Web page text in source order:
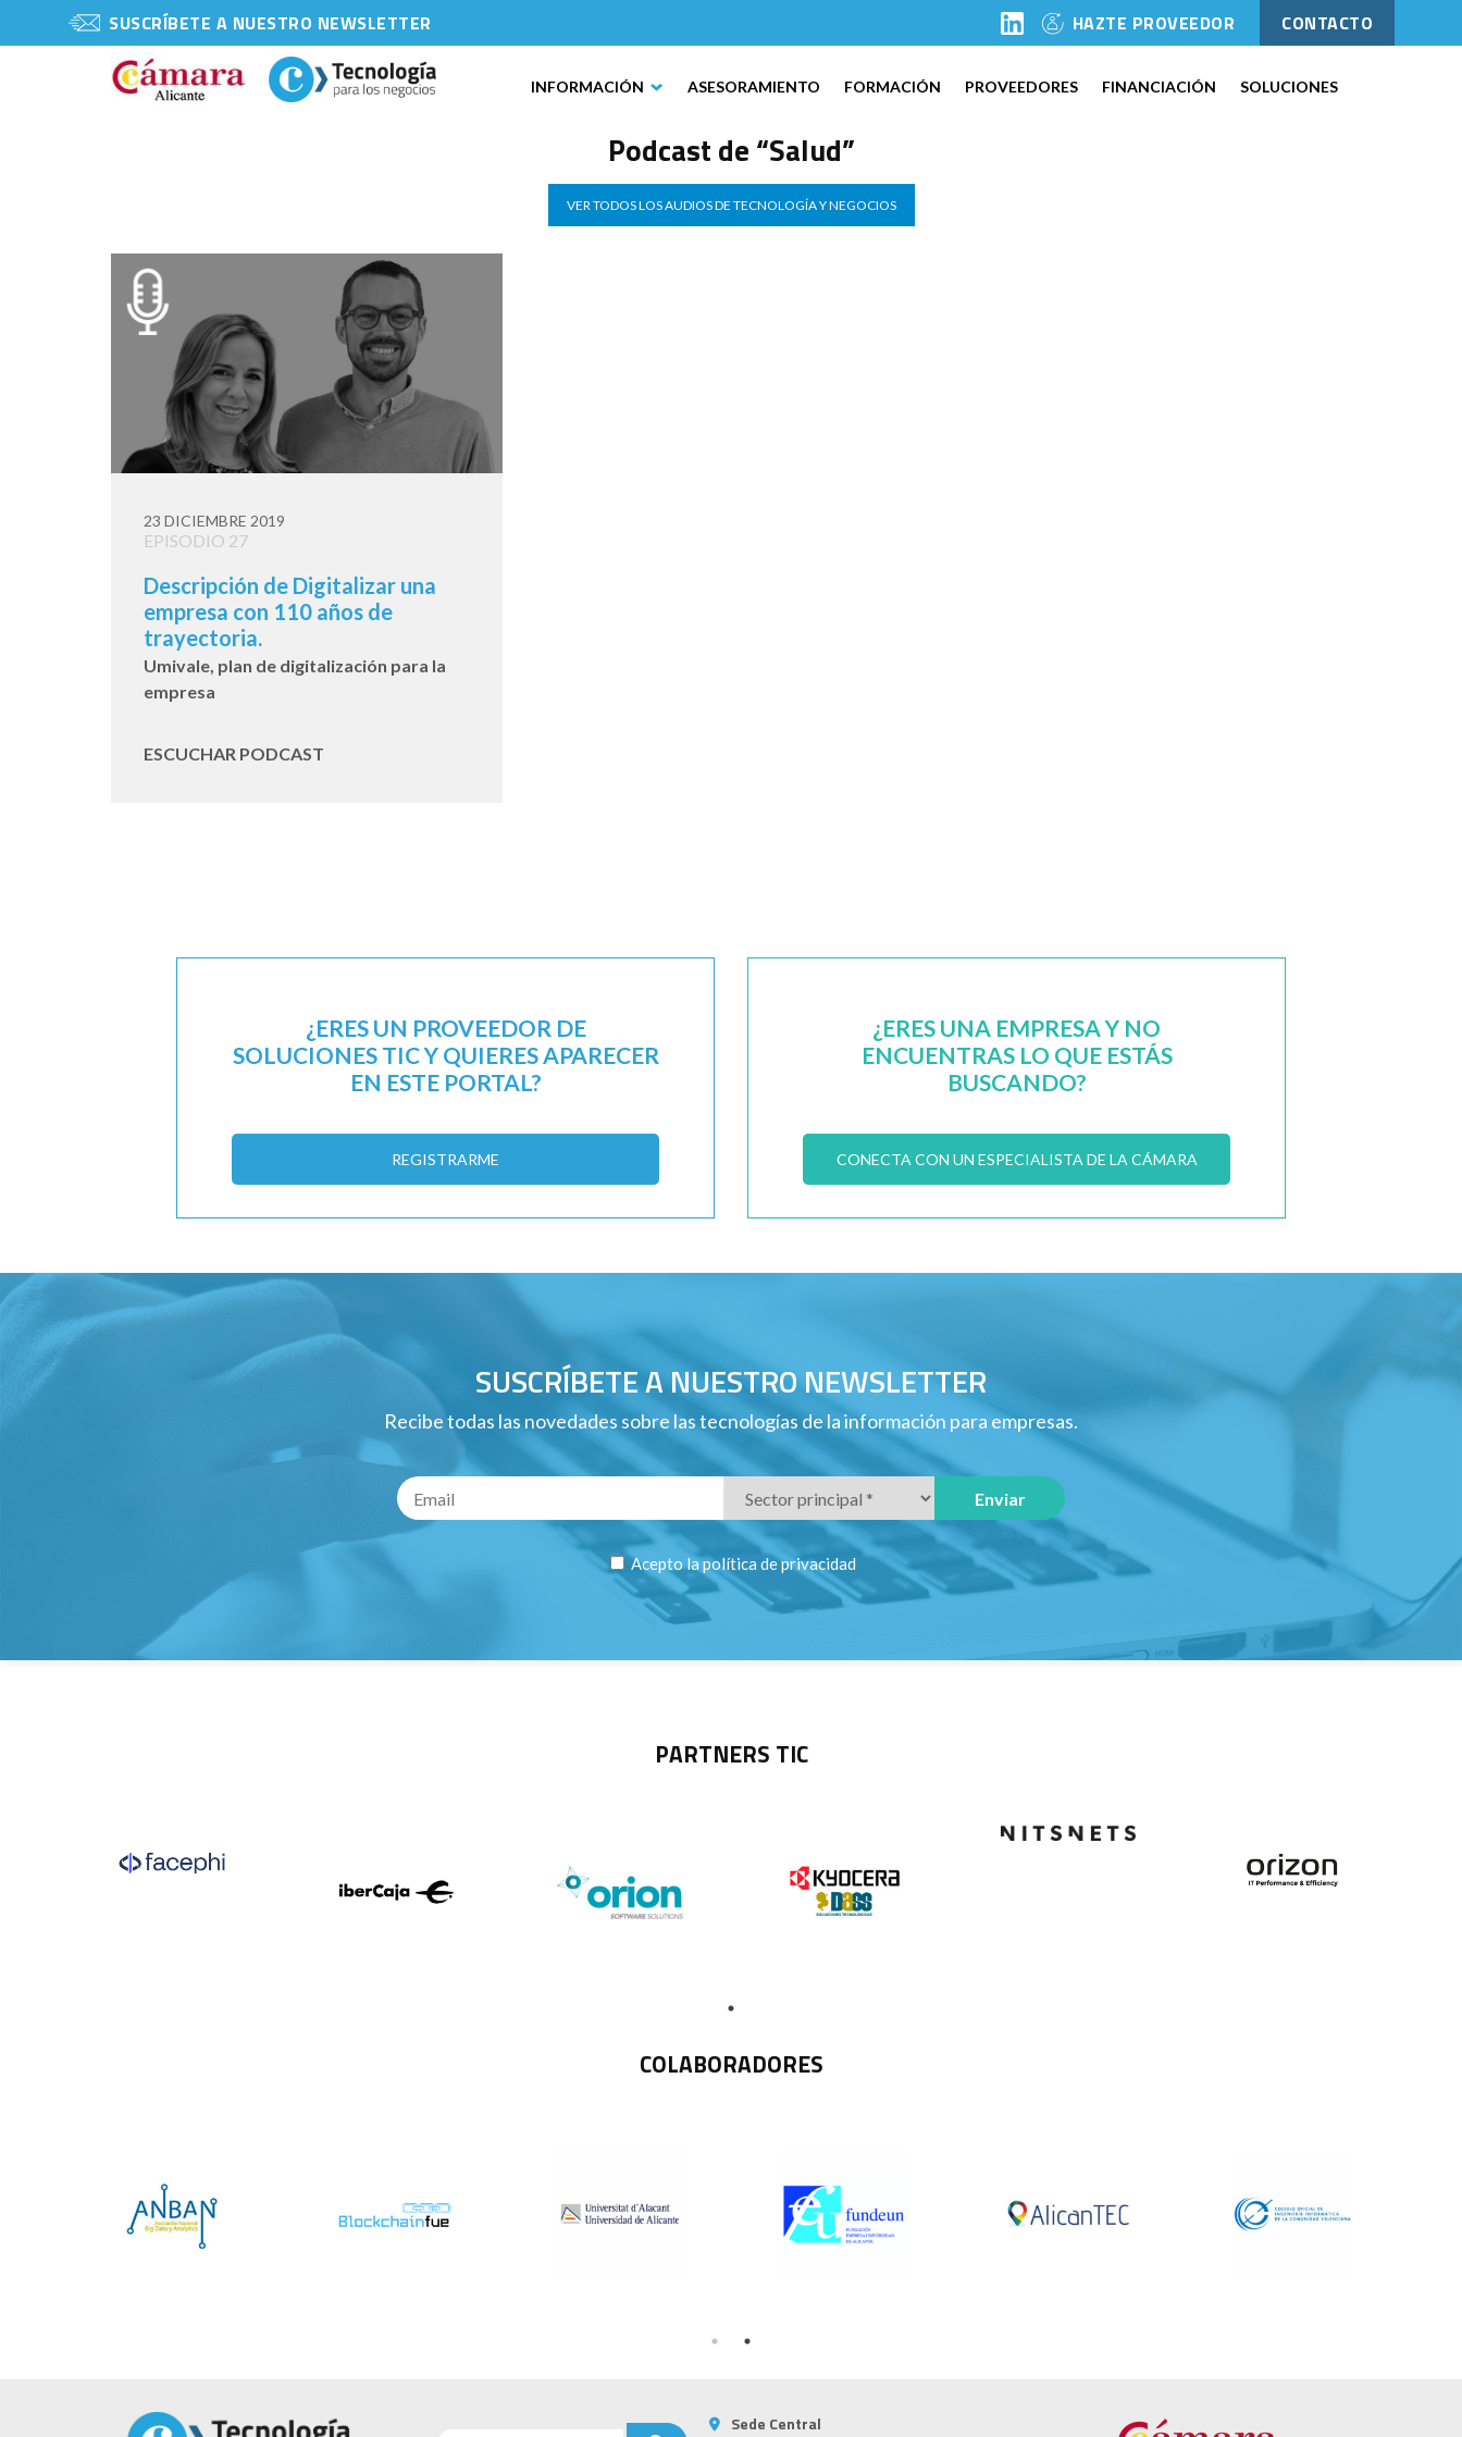
SUSCRÍBETE A NUESTRO NEWSLETTER HAZTE PROVEEDOR CONTACTO
INFORMACIÓN ASESORAMIENTO FORMACIÓN PROVEEDORES FINANCIACIÓN SOLUCIONES
Podcast de “Salud”
VER TODOS LOS AUDIOS DE TECNOLOGÍA Y NEGOCIOS
23 DICIEMBRE 2019
EPISODIO 27
Descripción de Digitalizar una
empresa con 110 años de
trayectoria.
Umivale, plan de digitalización para la
empresa
ESCUCHAR PODCAST
¿ERES UN PROVEEDOR DE
SOLUCIONES TIC Y QUIERES APARECER
EN ESTE PORTAL?
REGISTRARME
¿ERES UNA EMPRESA Y NO
ENCUENTRAS LO QUE ESTÁS
BUSCANDO?
CONECTA CON UN ESPECIALISTA DE LA CÁMARA
SUSCRÍBETE A NUESTRO NEWSLETTER
Recibe todas las novedades sobre las tecnologías de la información para empresas.
Acepto lapolítica de privacidad
PARTNERS TIC
COLABORADORES
Sede Central